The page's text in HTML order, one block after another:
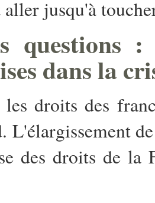
aller jusqu'à
questions :
dans la
droits des
L'élargissement
des droits de la